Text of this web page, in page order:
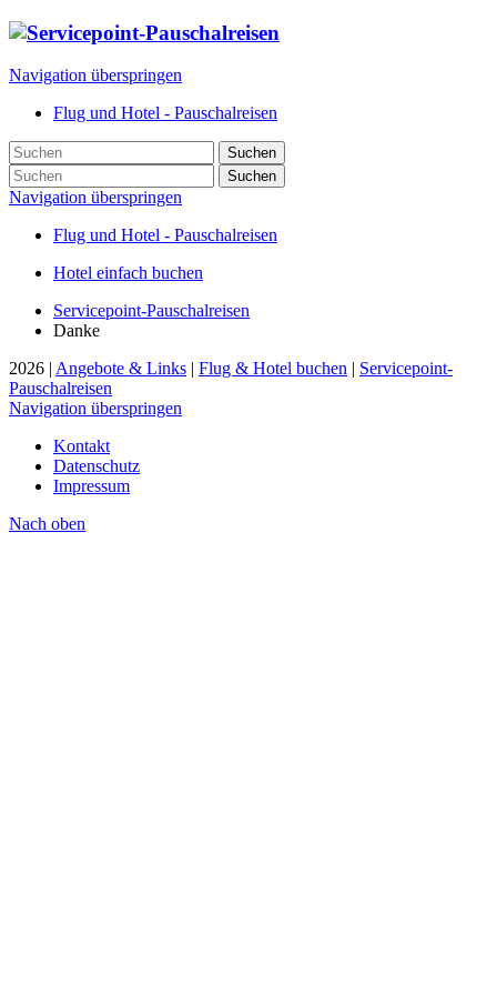
Navigation überspringen
Flug und Hotel - Pauschalreisen
Suchen
Suchen
Navigation überspringen
Flug und Hotel - Pauschalreisen
Hotel einfach buchen
Servicepoint-Pauschalreisen
Danke
2026 | Angebote & Links | Flug & Hotel buchen | Servicepoint-
Pauschalreisen
Navigation überspringen
Kontakt
Datenschutz
Impressum
Nach oben